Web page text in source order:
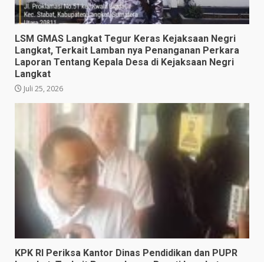
LSM GMAS Langkat Tegur Keras Kejaksaan Negri
Langkat, Terkait Lamban nya Penanganan Perkara
Laporan Tentang Kepala Desa di Kejaksaan Negri
Langkat
Juli 25, 2026
KPK RI Periksa Kantor Dinas Pendidikan dan PUPR